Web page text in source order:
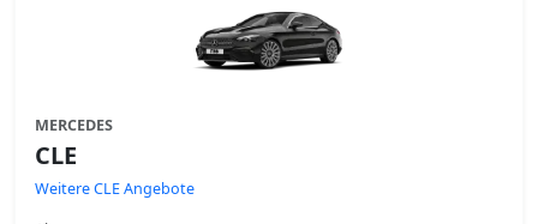
MERCEDES
CLE
Weitere CLE Angebote